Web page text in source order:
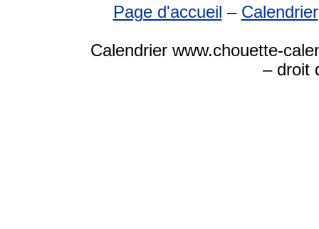
Page d'accueil – Calendrier
Calendrier www.chouette-
– droit